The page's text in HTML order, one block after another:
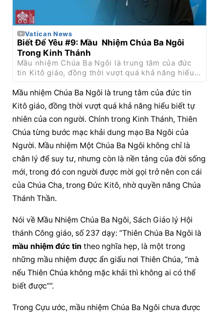
Vatican News
Biết Để Yêu #9: Mầu  Nhiệm Chúa Ba Ngôi
Trong Kinh Thánh
Mầu nhiệm Chúa Ba Ngôi là trung tâm của đức
tin Kitô giáo, đồng thời vượt quá khả năng hiểu
biết tự nhiên của con người. Chính trong Kinh
Thánh, Thiên ...
Mầu nhiệm Chúa Ba Ngôi là trung tâm của đức tin
Kitô giáo, đồng thời vượt quá khả năng hiểu biết tự
nhiên của con người. Chính trong Kinh Thánh, Thiên
Chúa từng bước mạc khải dung mạo Ba Ngôi của
Người. Mầu nhiệm Một Chúa Ba Ngôi không chỉ là
chân lý để suy tư, nhưng còn là nền tảng của đời sống
mới, trong đó con người được mời gọi trở nên con cái
của Chúa Cha, trong Đức Kitô, nhờ quyền năng Chúa
Thánh Thần.
Nói về Mầu Nhiệm Chúa Ba Ngôi, Sách Giáo lý Hội
mầu nhiệm đức tin theo nghĩa hẹp, là một trong
những mầu nhiệm được ẩn giấu nơi Thiên Chúa, “mà
nếu Thiên Chúa không mặc khải thì không ai có thể
biết được””.
Trong Cựu ước, mầu nhiệm Chúa Ba Ngôi chưa được